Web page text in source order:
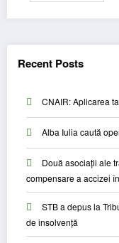
Recent Posts
CNAIR: Aplicarea
Alba Iulia caută
Două asociații ale
compensare a accizei
STB a depus la
de insolvență